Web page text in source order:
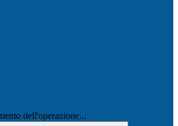
dell'operazione...